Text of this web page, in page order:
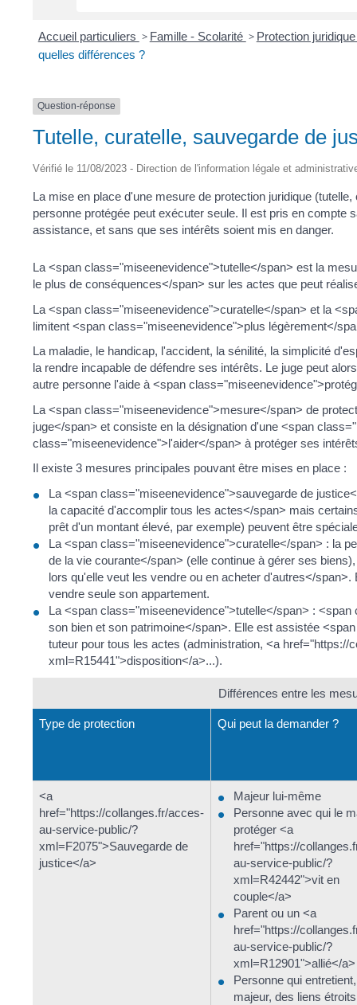
Accueil particuliers > Famille - Scolarité > Protection
quelles différences ?
Question-réponse
Tutelle, curatelle, sauvegarde de
Vérifié le 11/08/2023 - Direction de l'information légale et
La mise en place d'une mesure de protection juridique
personne protégée peut exécuter seule. Il est pris en
assistance, et sans que ses intérêts soient mis en danger.
La <span class="miseenevidence">tutelle</span> est la
le plus de conséquences</span> sur les actes que peut
La <span class="miseenevidence">curatelle</span> et la
limitent <span class="miseenevidence">plus légèrement</
La maladie, le handicap, l'accident, la sénilité, la simplicité
la rendre incapable de défendre ses intérêts. Le juge peut
autre personne l'aide à <span
La <span class="miseenevidence">mesure</span> de
juge</span> et consiste en la désignation d'une <span
class="miseenevidence">l'aider</span> à protéger ses
Il existe 3 mesures principales pouvant être mises en place :
La <span class="miseenevidence">sauvegarde de
la capacité d'accomplir tous les actes</span> mais
prêt d'un montant élevé, par exemple) peuvent être
La <span class="miseenevidence">curatelle</span> : la
de la vie courante</span> (elle continue à gérer ses
lors qu'elle veut les vendre ou en acheter d'autres</
vendre seule son appartement.
La <span class="miseenevidence">tutelle</span> :
son bien et son patrimoine</span>. Elle est assistée
tuteur pour tous les actes (administration, <a
xml=R15441">disposition</a>...).
Différences entre les
Type de protection Qui peut la demander ?
<a
href="https://collanges.fr/acces-
au-service-public/?
xml=F2075">Sauvegarde de
justice</a>
Majeur lui-même
Personne avec qui le
protéger <a
href="https://
au-service-public/?
xml=R42442">vit en
couple</a>
Parent ou un <a
href="https://
au-service-public/?
xml=R12901">allié</a>
Personne qui
majeur, des liens